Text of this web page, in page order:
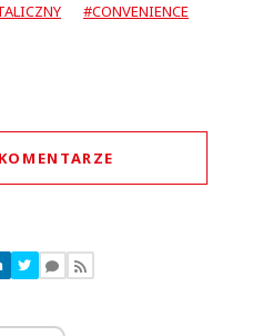
#CONVENIENCE
komentarzy
komentarze